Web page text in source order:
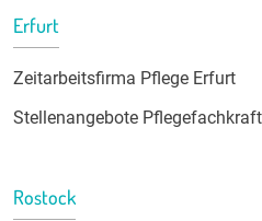
Erfurt
Zeitarbeitsfirma Pflege Erfurt
Stellenangebote
Rostock